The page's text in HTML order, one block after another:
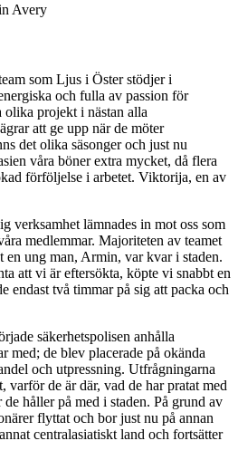
Avery
som Ljus i Öster stödjer i
och fulla av passion för
projekt i nästan alla
att ge upp när de möter
det olika säsonger och just nu
våra böner extra mycket, då flera
förföljelse i arbetet. Viktorija, en av
verksamhet lämnades in mot oss som
medlemmar. Majoriteten av teamet
en ung man, Armin, var kvar i staden.
att vi är eftersökta, köpte vi snabbt en
endast två timmar på sig att packa och
säkerhetspolisen anhålla
med; de blev placerade på okända
och utpressning. Utfrågningarna
varför de är där, vad de har pratat med
håller på med i staden. På grund av
flyttat och bor just nu på annan
centralasiatiskt land och fortsätter